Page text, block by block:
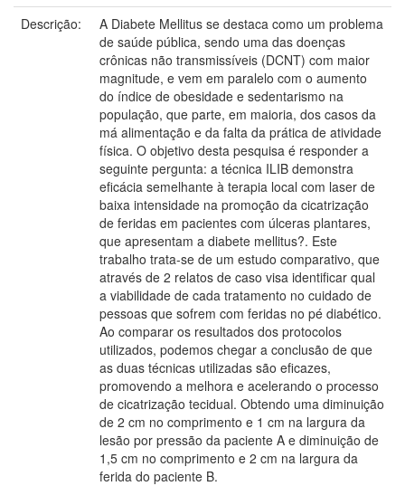
Descrição:
A Diabete Mellitus se destaca como um problema
de saúde pública, sendo uma das doenças
crônicas não transmissíveis (DCNT) com maior
magnitude, e vem em paralelo com o aumento
do índice de obesidade e sedentarismo na
população, que parte, em maioria, dos casos da
má alimentação e da falta da prática de atividade
física. O objetivo desta pesquisa é responder a
seguinte pergunta: a técnica ILIB demonstra
eficácia semelhante à terapia local com laser de
baixa intensidade na promoção da cicatrização
de feridas em pacientes com úlceras plantares,
que apresentam a diabete mellitus?. Este
trabalho trata-se de um estudo comparativo, que
através de 2 relatos de caso visa identificar qual
a viabilidade de cada tratamento no cuidado de
pessoas que sofrem com feridas no pé diabético.
Ao comparar os resultados dos protocolos
utilizados, podemos chegar a conclusão de que
as duas técnicas utilizadas são eficazes,
promovendo a melhora e acelerando o processo
de cicatrização tecidual. Obtendo uma diminuição
de 2 cm no comprimento e 1 cm na largura da
lesão por pressão da paciente A e diminuição de
1,5 cm no comprimento e 2 cm na largura da
ferida do paciente B.